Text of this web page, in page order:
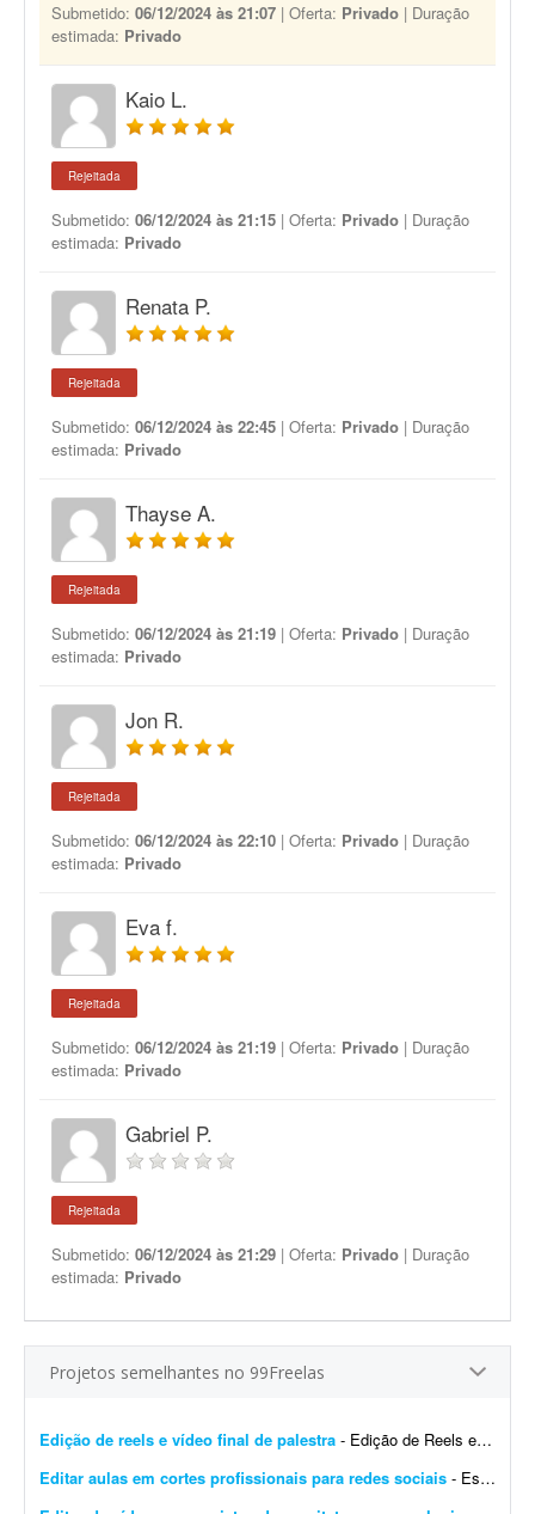
Submetido: 06/12/2024 às 21:07 | Oferta: Privado | Duração
estimada: Privado
Kaio L.
Rejeitada
Submetido: 06/12/2024 às 21:15 | Oferta: Privado | Duração
estimada: Privado
Renata P.
Rejeitada
Submetido: 06/12/2024 às 22:45 | Oferta: Privado | Duração
estimada: Privado
Thayse A.
Rejeitada
Submetido: 06/12/2024 às 21:19 | Oferta: Privado | Duração
estimada: Privado
Jon R.
Rejeitada
Submetido: 06/12/2024 às 22:10 | Oferta: Privado | Duração
estimada: Privado
Eva f.
Rejeitada
Submetido: 06/12/2024 às 21:19 | Oferta: Privado | Duração
estimada: Privado
Gabriel P.
Rejeitada
Submetido: 06/12/2024 às 21:29 | Oferta: Privado | Duração
estimada: Privado
Projetos semelhantes no 99Freelas
Edição de reels e vídeo final de palestra - Edição de Reels e vídeo final de palestra Estamos buscando um editor de vídeo com experiência em conteúdo para redes sociais para trabalhar na ediç&...
Editar aulas em cortes profissionais para redes sociais - Estou buscando um(a) editor(a) de vídeo para criar uma parceria recorrente na transformação de minhas aulas e treinamentos técnicos em conteúdos curtos para redes...